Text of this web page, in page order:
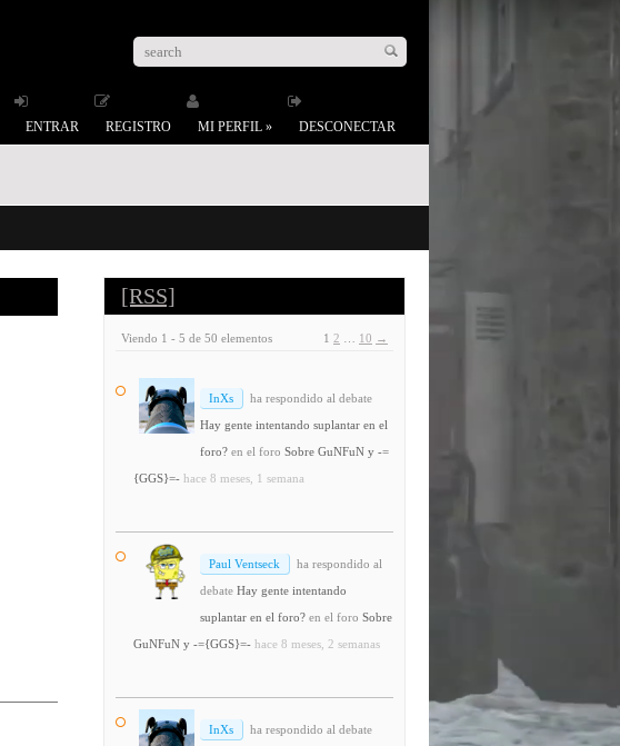
ENTRAR REGISTRO MI PERFIL » DESCONECTAR
[RSS]
Viendo 1 - 5 de 50 elementos 1 2 10 →
InXs
ha respondido al debate
Hay gente intentando suplantar en el
foro? en el foro Sobre GuNFuN y -=
{GGS}=- hace 8 meses, 1 semana
Paul Ventseck
ha respondido al
debate Hay gente intentando
suplantar en el foro? en el foro Sobre
GuNFuN y -={GGS}=- hace 8 meses, 2 semanas
InXs
ha respondido al debate